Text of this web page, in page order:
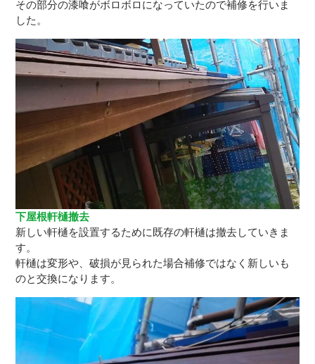
その部分の漆喰がボロボロになっていたので補修を行いま
した。
下屋根軒樋撤去
新しい軒樋を設置するために既存の軒樋は撤去していきま
す。
軒樋は変形や、破損が見られた場合補修ではなく新しいも
のと交換になります。